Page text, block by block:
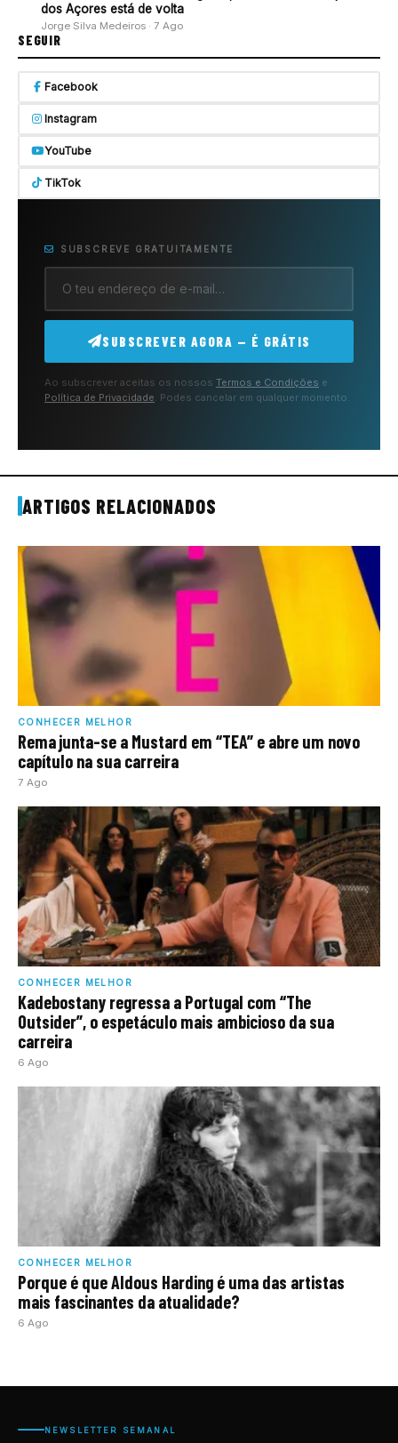
dos Açores está de volta
Jorge Silva Medeiros · 7 Ago
SEGUIR
Facebook
Instagram
YouTube
TikTok
SUBSCREVE GRATUITAMENTE
SUBSCREVER AGORA — É GRÁTIS
Ao subscrever aceitas os nossos Termos e Condições e
Política de Privacidade . Podes cancelar em qualquer momento.
ARTIGOS RELACIONADOS
CONHECER MELHOR
Rema junta-se a Mustard em “TEA” e abre um novo
capítulo na sua carreira
7 Ago
CONHECER MELHOR
Kadebostany regressa a Portugal com “The
Outsider”, o espetáculo mais ambicioso da sua
carreira
6 Ago
CONHECER MELHOR
Porque é que Aldous Harding é uma das artistas
mais fascinantes da atualidade?
6 Ago
NEWSLETTER SEMANAL